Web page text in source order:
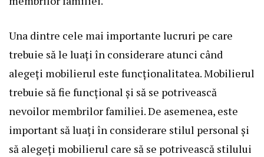
Una dintre cele mai importante lucruri pe care
trebuie să le luați în considerare atunci când
alegeți mobilierul este funcționalitatea. Mobilierul
trebuie să fie funcțional și să se potrivească
nevoilor membrilor familiei. De asemenea, este
important să luați în considerare stilul personal și
să alegeți mobilierul care să se potrivească stilului